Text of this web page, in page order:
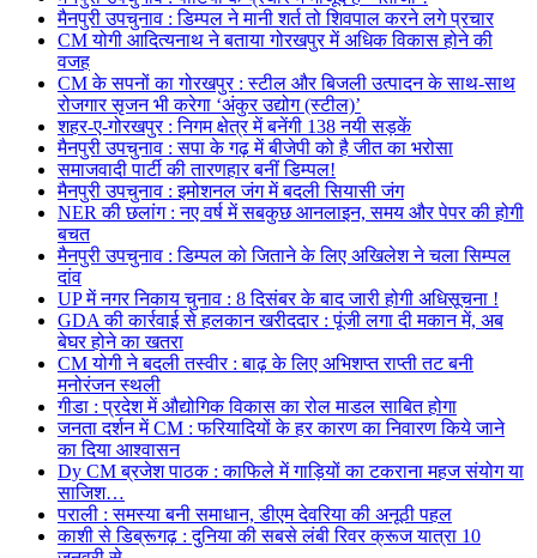
मैनपुरी उपचुनाव : डिम्पल ने मानी शर्त तो शिवपाल करने लगे प्रचार
CM योगी आदित्यनाथ ने बताया गोरखपुर में अधिक विकास होने की
वजह
CM के सपनों का गोरखपुर : स्टील और बिजली उत्पादन के साथ-साथ
रोजगार सृजन भी करेगा ‘अंकुर उद्योग (स्टील)’
शहर-ए-गोरखपुर : निगम क्षेत्र में बनेंगी 138 नयी सड़कें
मैनपुरी उपचुनाव : सपा के गढ़ में बीजेपी को है जीत का भरोसा
समाजवादी पार्टी की तारणहार बनीं डिम्पल!
मैनपुरी उपचुनाव : इमोशनल जंग में बदली सियासी जंग
NER की छलांग : नए वर्ष में सबकुछ आनलाइन, समय और पेपर की होगी
बचत
मैनपुरी उपचुनाव : डिम्पल को जिताने के लिए अखिलेश ने चला सिम्पल
दांव
UP में नगर निकाय चुनाव : 8 दिसंबर के बाद जारी होगी अधिसूचना !
GDA की कार्रवाई से हलकान खरीददार : पूंजी लगा दी मकान में, अब
बेघर होने का खतरा
CM योगी ने बदली तस्वीर : बाढ़ के लिए अभिशप्त राप्ती तट बनी
मनोरंजन स्थली
गीडा : प्रदेश में औद्योगिक विकास का रोल माडल साबित होगा
जनता दर्शन में CM : फरियादियों के हर कारण का निवारण किये जाने
का दिया आश्वासन
Dy CM ब्रजेश पाठक : काफिले में गाड़ियों का टकराना महज संयोग या
साजिश…
पराली : समस्या बनी समाधान, डीएम देवरिया की अनूठी पहल
काशी से डिब्रूगढ़ : दुनिया की सबसे लंबी रिवर क्रूज यात्रा 10